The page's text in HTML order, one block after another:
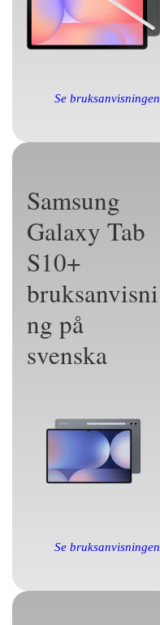
Se bruksanvisningen
Samsung
Galaxy Tab
S10+
bruksanvisni
ng på
svenska
Se bruksanvisningen